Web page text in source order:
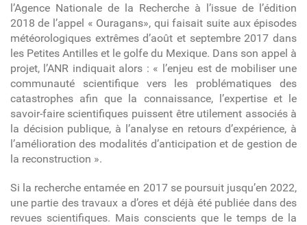
l’Agence Nationale de la Recherche à l’issue de l’édition
2018 de l’appel « Ouragans», qui faisait suite aux épisodes
météorologiques extrêmes d’août et septembre 2017 dans
les Petites Antilles et le golfe du Mexique. Dans son appel à
projet, l’ANR indiquait alors : « l’enjeu est de mobiliser une
communauté scientifique vers les problématiques des
catastrophes afin que la connaissance, l’expertise et le
savoir-faire scientifiques puissent être utilement associés à
la décision publique, à l’analyse en retours d’expérience, à
l’amélioration des modalités d’anticipation et de gestion de
la reconstruction ».
Si la recherche entamée en 2017 se poursuit jusqu’en 2022,
une partie des travaux a d’ores et déjà été publiée dans des
revues scientifiques. Mais conscients que le temps de la